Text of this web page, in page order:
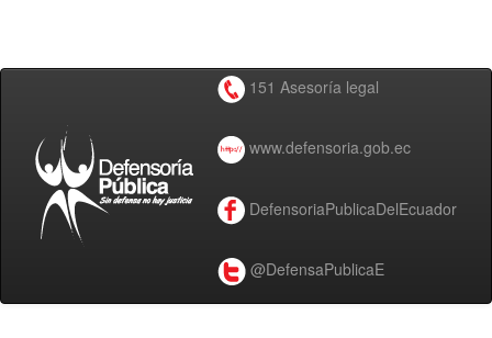
151 Asesoría legal
www.defensoria.gob.ec
DefensoriaPublicaDelEcuador
@DefensaPublicaE